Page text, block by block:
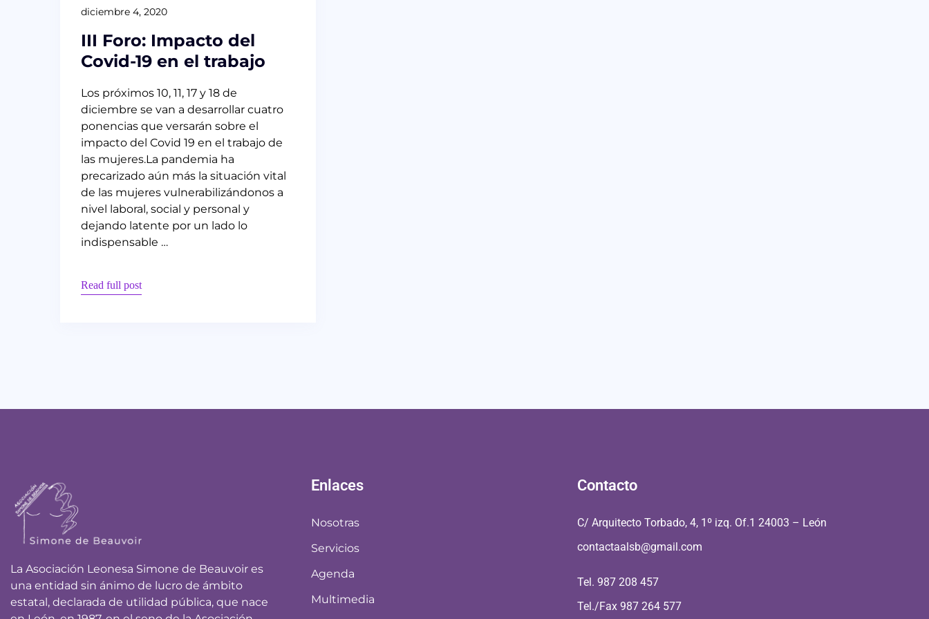
diciembre 4, 2020
III Foro: Impacto del
Covid-19 en el trabajo
Los próximos 10, 11, 17 y 18 de
diciembre se van a desarrollar cuatro
ponencias que versarán sobre el
impacto del Covid 19 en el trabajo de
las mujeres.La pandemia ha
precarizado aún más la situación vital
de las mujeres vulnerabilizándonos a
nivel laboral, social y personal y
dejando latente por un lado lo
indispensable …
Read full post
La Asociación Leonesa Simone de Beauvoir es
una entidad sin ánimo de lucro de ámbito
estatal, declarada de utilidad pública, que nace
Enlaces
Nosotras
Servicios
Agenda
Multimedia
Contacto
C/ Arquitecto Torbado, 4, 1º izq. Of.1 24003 – León
contactaalsb@gmail.com
Tel. 987 208 457
Tel./Fax 987 264 577